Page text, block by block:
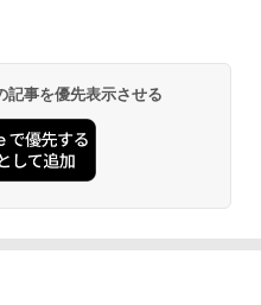
記事を優先表示させる